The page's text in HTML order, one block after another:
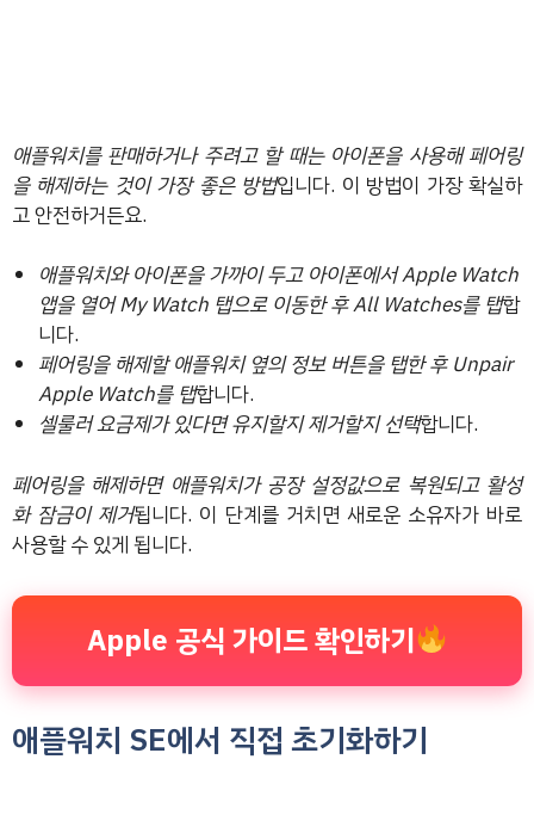
애플워치를 판매하거나 주려고 할 때는 아이폰을 사용해 페어링
을 해제하는 것이 가장 좋은 방법입니다. 이 방법이 가장 확실하
고 안전하거든요.
애플워치와 아이폰을 가까이 두고 아이폰에서 Apple Watch
앱을 열어 My Watch 탭으로 이동한 후 All Watches를 탭합
니다.
페어링을 해제할 애플워치 옆의 정보 버튼을 탭한 후 Unpair
Apple Watch를 탭합니다.
셀룰러 요금제가 있다면 유지할지 제거할지 선택합니다.
페어링을 해제하면 애플워치가 공장 설정값으로 복원되고 활성
화 잠금이 제거됩니다. 이 단계를 거치면 새로운 소유자가 바로
사용할 수 있게 됩니다.
Apple 공식 가이드 확인하기
애플워치 SE에서 직접 초기화하기